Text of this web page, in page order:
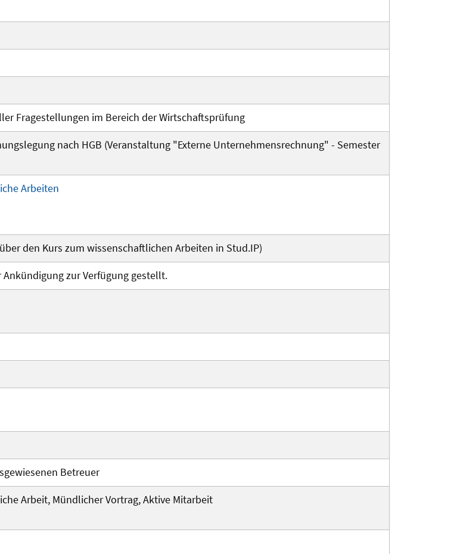
Fragestellungen im Bereich der Wirtschaftsprüfung
nach HGB (Veranstaltung "Externe Unternehmensrechnung" - Semester
Arbeiten
den Kurs zum wissenschaftlichen Arbeiten in Stud.IP)
zur Verfügung gestellt.
Betreuer
Arbeit, Mündlicher Vortrag, Aktive Mitarbeit